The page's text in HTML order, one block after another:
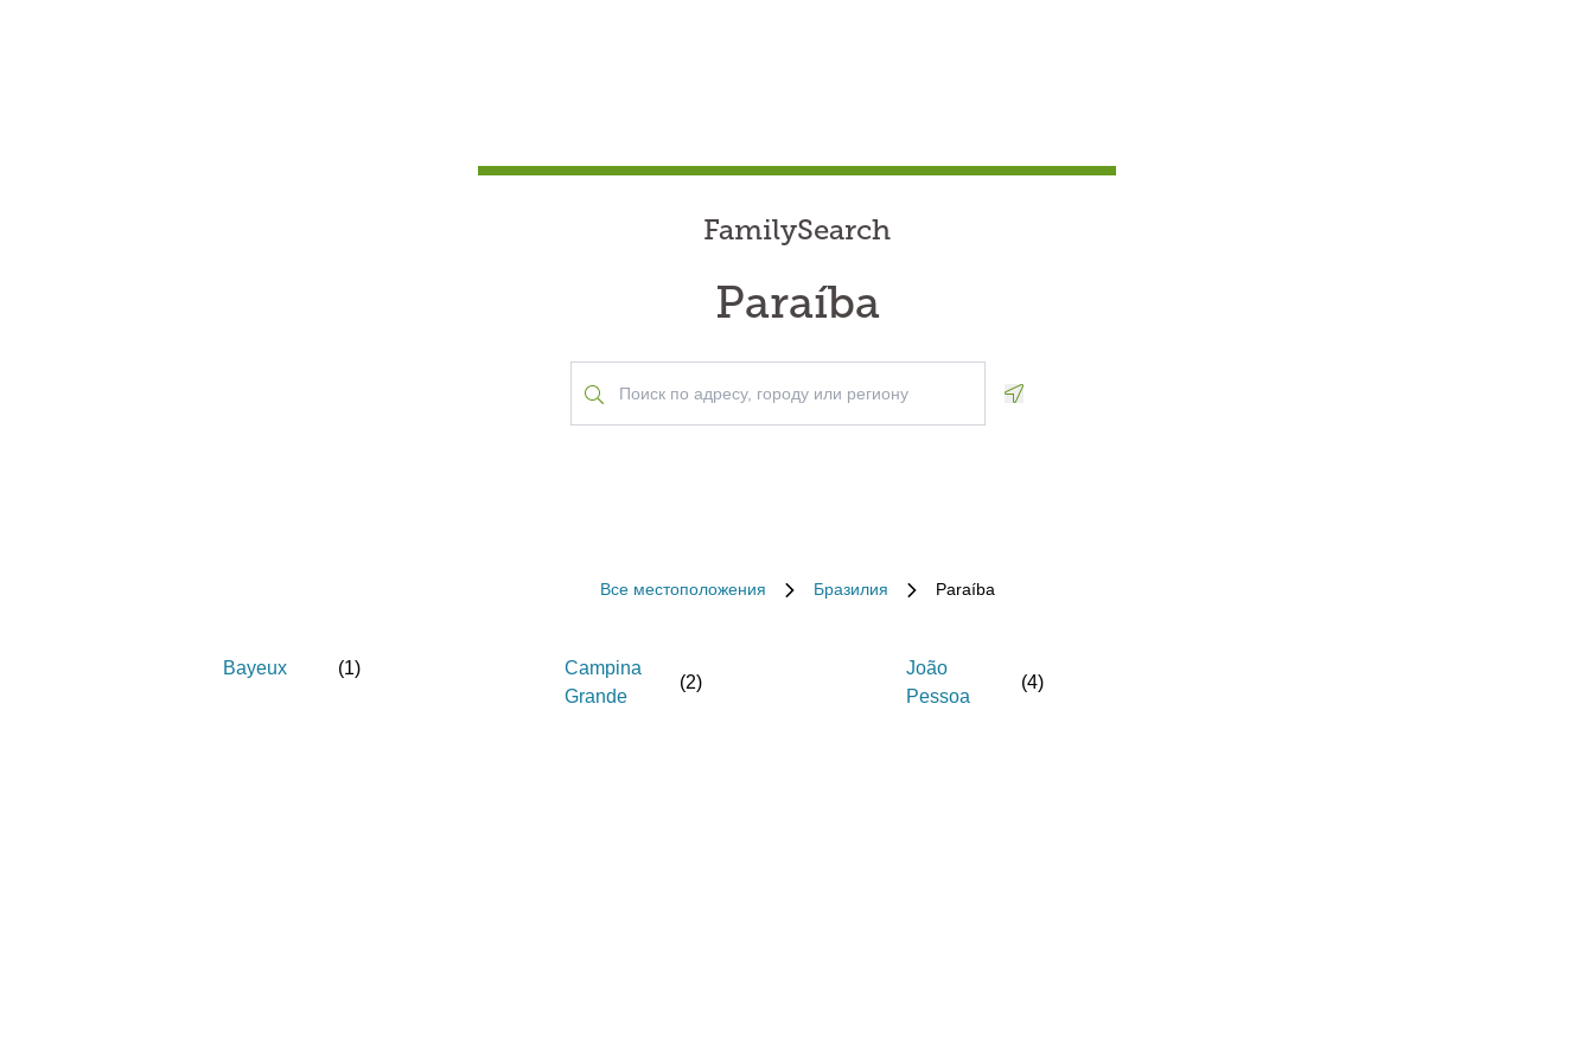
FamilySearch
Paraíba
Все местоположения Бразилия Paraíba
Bayeux (1)
Campina
Grande
(2)
João
Pessoa
(4)